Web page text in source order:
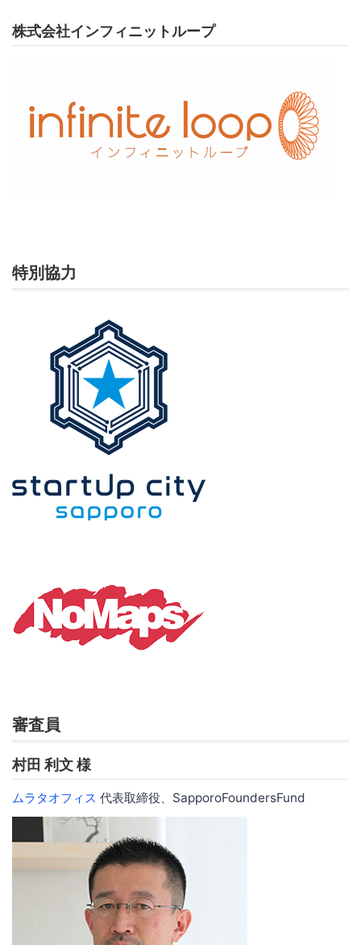
株式会社インフィニットループ
特別協力
審査員
村田 利文 様
ムラタオフィス 代表取締役、SapporoFoundersFund